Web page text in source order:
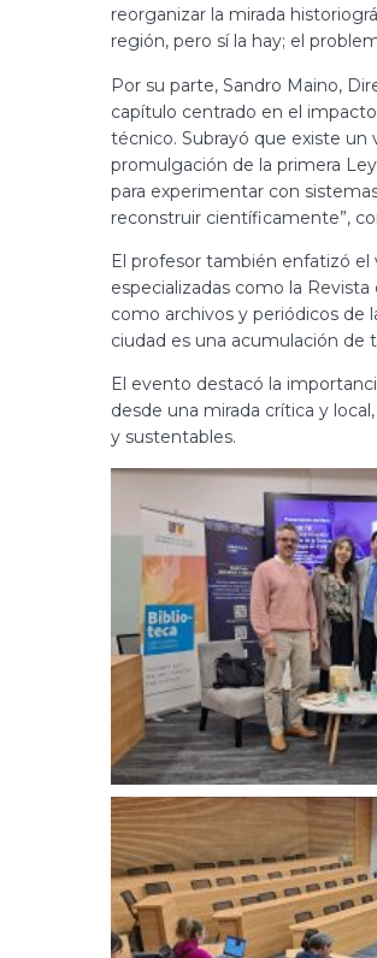
reorganizar la mirada
región, pero sí la hay; el
Por su parte, Sandro Maino,
capítulo centrado en el
técnico. Subrayó que existe
promulgación de la primera
para experimentar con
reconstruir científicamente”,
El profesor también enfatizó el
especializadas como la
como archivos y periódicos de
ciudad es una acumulación de
El evento destacó la
desde una mirada crítica y
y sustentables.